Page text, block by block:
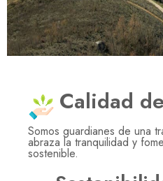
Calidad
Somos guardianes de una
abraza la tranquilidad y
sostenible.